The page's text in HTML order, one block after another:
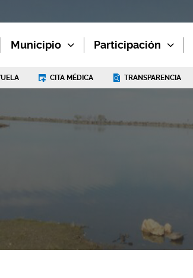
Municipio Participación
CITA MÉDICA TRANSPARENCIA